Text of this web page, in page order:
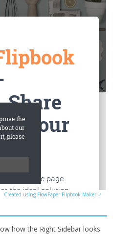
Created using FlowPaper Flipbook Maker ↗
how the Right Sidebar looks